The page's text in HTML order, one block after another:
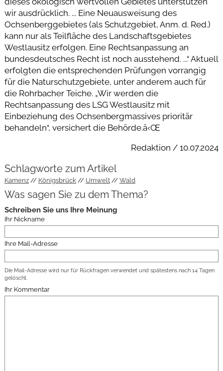
wir ausdrücklich. ... Eine Neuausweisung des
Ochsenberggebietes (als Schutzgebiet, Anm. d. Red.)
kann nur als Teilfläche des Landschaftsgebietes
Westlausitz erfolgen. Eine Rechtsanpassung an
bundesdeutsches Recht ist noch ausstehend. ...“ Aktuell
erfolgten die entsprechenden Prüfungen vorrangig
für die Naturschutzgebiete, unter anderem auch für
die Rohrbacher Teiche. „Wir werden die
Rechtsanpassung des LSG Westlausitz mit
Einbeziehung des Ochsenbergmassives prioritär
behandeln“, versichert die Behörde.â‹Œ
Redaktion / 10.07.2024
Schlagworte zum Artikel
Kamenz Königsbrück Umwelt Wald
Was sagen Sie zu dem Thema?
Schreiben Sie uns Ihre Meinung
Ihr Nickname
Ihre Mail-Adresse
Die Mail-Adresse wird nur für Rückfragen verwendet und spätestens nach 14 Tagen
gelöscht.
Ihr Kommentar